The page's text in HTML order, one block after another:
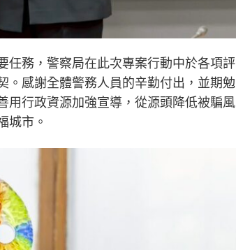
任務，警察局在此次專案行動中於各項評
。感謝全體警務人員的辛勤付出，並期勉
用行政資源加強宣導，從源頭降低被騙風
城市。